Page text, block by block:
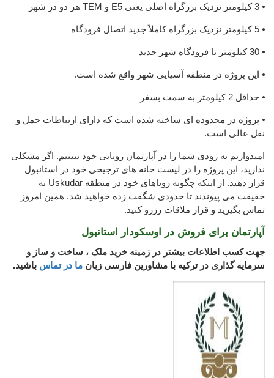
⦁ 3 کیلومتر نزدیک بزرگراه اصلی یعنی E5 و TEM هر دو در شهر
⦁ 5 کیلومتر نزدیک بزرگراه کاملاً جدید اتصال فرودگاه
⦁ 30 کیلومتر تا فرودگاه شهر جدید
⦁ این پروژه در منطقه آسیایی شهر واقع شده است.
⦁ حداقل 2 کیلومتر به سمت بسفر
⦁ پروژه در محدوده ای ساخته شده است که دارای ارتباطات حمل و
نقل عالی است.
امیدواریم به زودی شما را در آپارتمان رویایی خود ببینیم. اگر مشکلی
ندارید، این پروژه را در لیست خانه های ترجیحی خود در استانبول
قرار دهید. از اینکه چگونه رویاهای خود در منطقه Uskudar به
حقیقت می پیوندند تا حدودی شگفت زده خواهید شد. همین امروز
تماس بگیرید و قرار ملاقات رزرو کنید.
آپارتمان برای فروش در اوسکودار استانبول
جهت کسب اطلاعات بیشتر در زمینه خرید ملک ، ساخت و ساز و
سرمایه گذاری در ترکیه با مشاورین فارسی زبان ما در تماس باشید.